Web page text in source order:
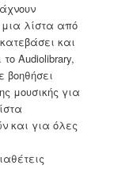
μια λίστα από
και
Audiolibrary,
βοηθήσει
μουσικής για
και για όλες